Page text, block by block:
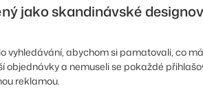
Barva:
Podnož:
jako skandinávské
vyhledávání, abychom si pamatovali, co
objednávky a nemuseli se pokaždé
reklamou.